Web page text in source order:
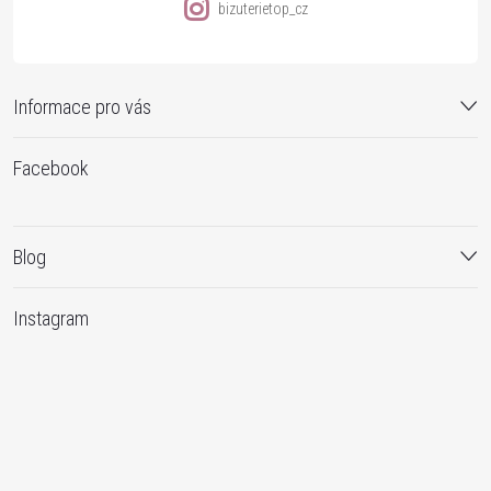
Informace pro vás
bizuterietop_cz
Facebook
Blog
Instagram